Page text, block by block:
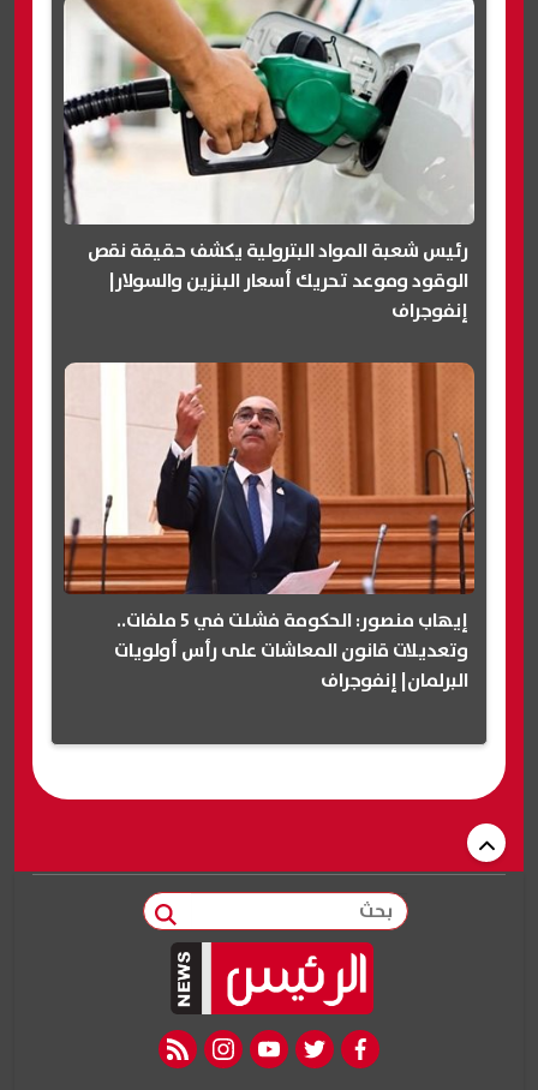
رئيس شعبة المواد البترولية يكشف حقيقة نقص
الوقود وموعد تحريك أسعار البنزين والسولار|
إنفوجراف
إيهاب منصور: الحكومة فشلت في 5 ملفات..
وتعديلات قانون المعاشات على رأس أولويات
البرلمان| إنفوجراف
بحث
facebook
twitter
youtube
instagram
rss feed